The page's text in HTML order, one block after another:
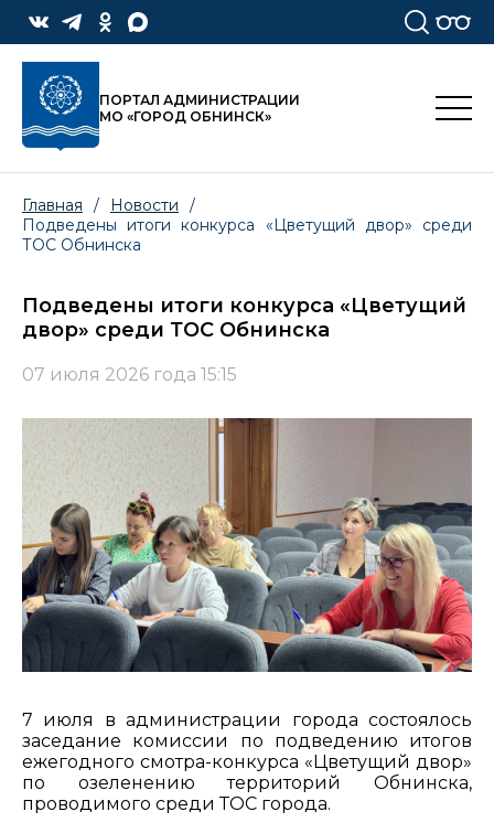
ПОРТАЛ АДМИНИСТРАЦИИ
МО «ГОРОД ОБНИНСК»
Главная / Новости
/
Подведены итоги конкурса «Цветущий двор» среди
ТОС Обнинска
Подведены итоги конкурса «Цветущий
двор» среди ТОС Обнинска
07 июля 2026 года 15:15
7 июля в администрации города состоялось
заседание комиссии по подведению итогов
ежегодного смотра-конкурса «Цветущий двор»
по озеленению территорий Обнинска,
проводимого среди ТОС города.